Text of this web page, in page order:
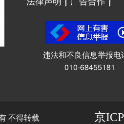
违法和不良信息举报电
010-68455181
不得转载 京